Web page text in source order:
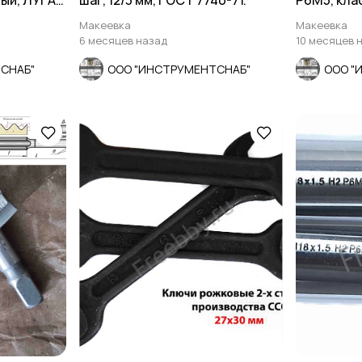
Макеевка
6 месяцев назад
ООО "ИНСТРУМЕНТСНАБ"
шлифован.
Макеевка
10 месяцев
ООО